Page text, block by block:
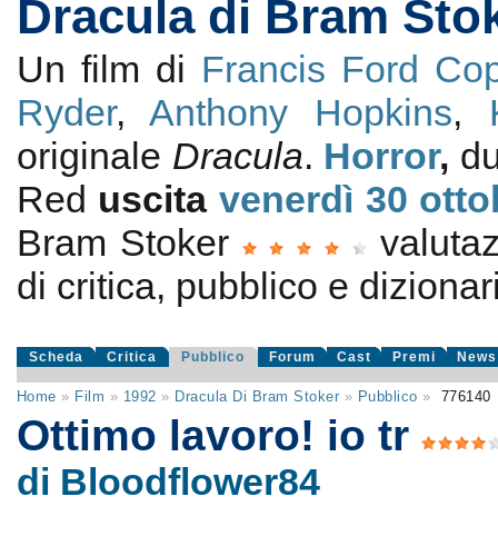
Dracula di Bram
Un film di Francis Ford
Ryder,Anthony Hopkins,
originale Dracula. Horror,
Red uscitavenerdì 30
Bram Stoker
di critica, pubblico e
Scheda Critica Pubblico Forum Cast Premi News
Home » Film » 1992 » Dracula Di Bram Stoker » Pubblico » 776140
Ottimo lavoro! io tr
di Bloodflower84